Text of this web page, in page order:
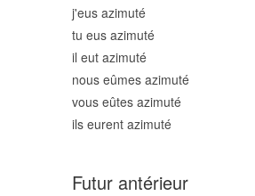
j'eus azimuté
tu eus azimuté
il eut azimuté
nous eûmes azimuté
vous eûtes azimuté
ils eurent azimuté
Futur antérieur